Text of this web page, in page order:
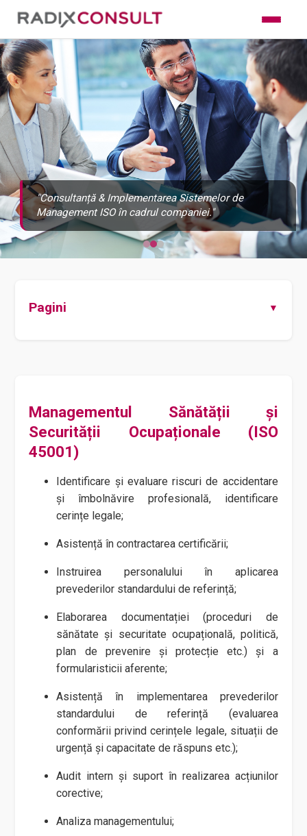
"Consultanță & Implementarea Sistemelor de
Management ISO în cadrul companiei."
Pagini
Managementul Sănătății și
Securității Ocupaționale (ISO
45001)
Identificare și evaluare riscuri de accidentare
și îmbolnăvire profesională, identificare
cerințe legale;
Asistență în contractarea certificării;
Instruirea personalului în aplicarea
prevederilor standardului de referință;
Elaborarea documentației (proceduri de
sănătate și securitate ocupațională, politică,
plan de prevenire și protecție etc.) și a
formularisticii aferente;
Asistență în implementarea prevederilor
standardului de referință (evaluarea
conformării privind cerințele legale, situații de
urgență și capacitate de răspuns etc.);
Audit intern și suport în realizarea acțiunilor
corective;
Analiza managementului;